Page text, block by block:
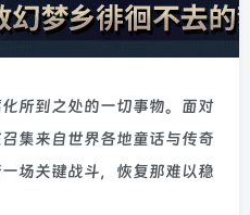
所到之处的一切事物。面对
集来自世界各地童话与传奇
场关键战斗，恢复那难以稳